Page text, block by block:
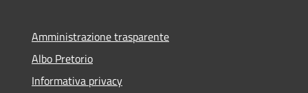
Amministrazione trasparente
Albo Pretorio
Informativa privacy